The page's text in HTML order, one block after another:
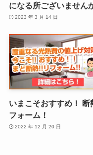
になる所ございません
2023 年 3 月 14 日
いまこそおすすめ！ 断
フォーム！
2022 年 12 月 20 日